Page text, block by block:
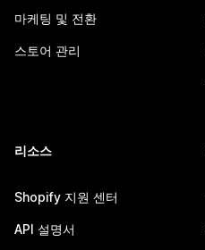
마케팅 및 전환
스토어 관리
리소스
Shopify 지원 센터
API 설명서